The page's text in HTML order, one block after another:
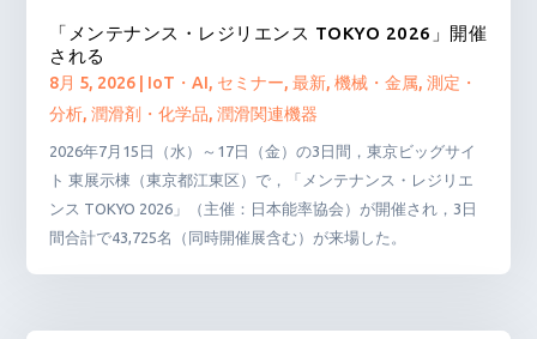
「メンテナンス・レジリエンス TOKYO 2026」開催
される
8月 5, 2026 IoT・AI, セミナー,最新,機械・金属,測定・
分析,潤滑剤・化学品,潤滑関連機器
2026年7月15日（水）～17日（金）の3日間，東京ビッグサイ
ト 東展示棟（東京都江東区）で，「メンテナンス・レジリエ
ンス TOKYO 2026」（主催：日本能率協会）が開催され，3日
間合計で43,725名（同時開催展含む）が来場した。